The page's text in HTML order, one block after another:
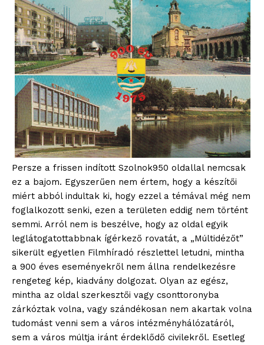
Persze a frissen indított Szolnok950 oldallal nemcsak
ez a bajom. Egyszerűen nem értem, hogy a készítői
miért abból indultak ki, hogy ezzel a témával még nem
foglalkozott senki, ezen a területen eddig nem történt
semmi. Arról nem is beszélve, hogy az oldal egyik
leglátogatottabbnak ígérkező rovatát, a „Múltidézőt”
sikerült egyetlen Filmhíradó részlettel letudni, mintha
a 900 éves eseményekről nem állna rendelkezésre
rengeteg kép, kiadvány dolgozat. Olyan az egész,
mintha az oldal szerkesztői vagy csonttoronyba
zárkóztak volna, vagy szándékosan nem akartak volna
tudomást venni sem a város intézményhálózatáról,
sem a város múltja iránt érdeklődő civilekről. Esetleg